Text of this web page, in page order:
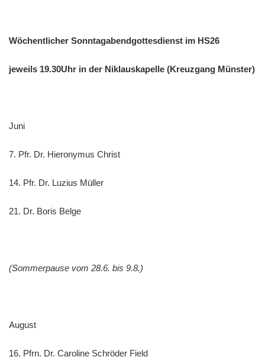
Wöchentlicher Sonntagabendgottesdienst im HS26
jeweils 19.30Uhr in der Niklauskapelle (Kreuzgang Münster)
Juni
7. Pfr. Dr. Hieronymus Christ
14. Pfr. Dr. Luzius Müller
21. Dr. Boris Belge
(Sommerpause vom 28.6. bis 9.8.)
August
16. Pfrn. Dr. Caroline Schröder Field